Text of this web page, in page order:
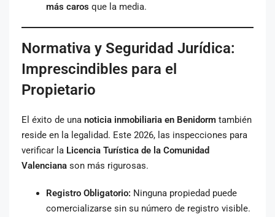
más caros que la media.
Normativa y Seguridad Jurídica:
Imprescindibles para el
Propietario
El éxito de una noticia inmobiliaria en Benidorm también
reside en la legalidad. Este 2026, las inspecciones para
verificar la Licencia Turística de la Comunidad
Valenciana son más rigurosas.
Registro Obligatorio: Ninguna propiedad puede
comercializarse sin su número de registro visible.